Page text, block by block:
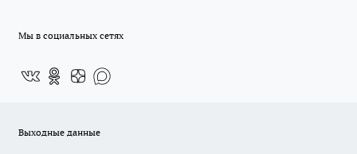
Мы в социальных сетях
Выходные данные